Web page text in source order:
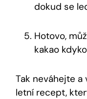
dokud se
Hotovo,
kakao
Tak neváhejte
letní recept,